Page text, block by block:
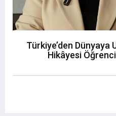
Türkiye’den
Hikâyesi